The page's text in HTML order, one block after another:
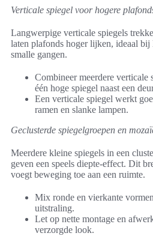
Verticale spiegel voor hogere
Langwerpige verticale spiegels
laten plafonds hoger lijken, ideaal
smalle gangen.
Combineer meerdere verticale
één hoge spiegel naast een
Een verticale spiegel werkt
ramen en slanke lampen.
Geclusterde spiegelgroepen en
Meerdere kleine spiegels in een
geven een speels diepte-effect. Dit
voegt beweging toe aan een ruimte.
Mix ronde en vierkante
uitstraling.
Let op nette montage en
verzorgde look.